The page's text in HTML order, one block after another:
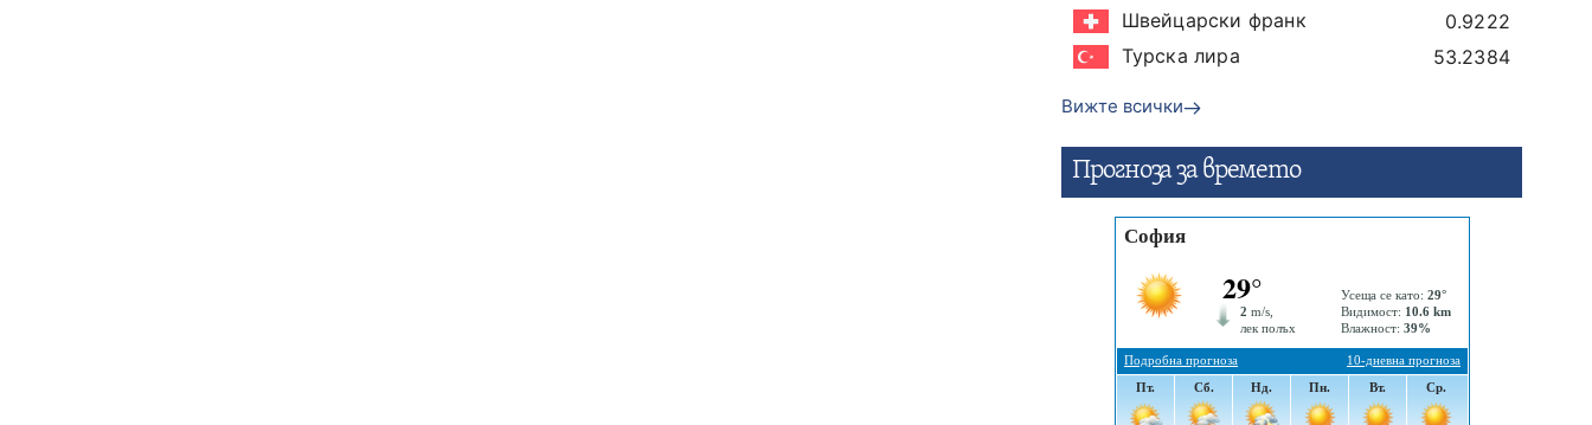
Швейцарски франк
0.9222
Турска лира
53.2384
Вижте всички
Прогнозa за времето